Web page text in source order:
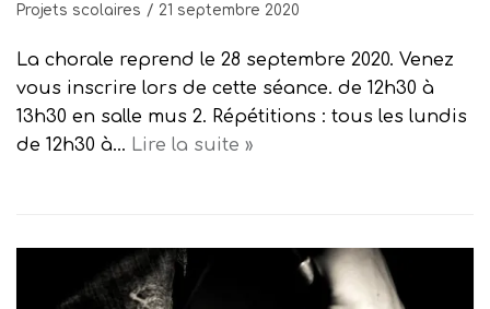
Projets scolaires
21 septembre 2020
La chorale reprend le 28 septembre 2020. Venez
vous inscrire lors de cette séance. de 12h30 à
13h30 en salle mus 2. Répétitions : tous les lundis
de 12h30 à… Lire la suite »